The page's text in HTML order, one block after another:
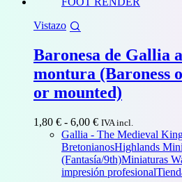
Vistazo
Baronesa de Gallia
montura (Baroness
or mounted)
1,80 € - 6,00 €Rango
de
precios:
desde
1,80 €
IVA incl.
Gallia - The Medieval
BretonianosHighlands
(Fantasía/9th)Miniaturas
impresión profesional